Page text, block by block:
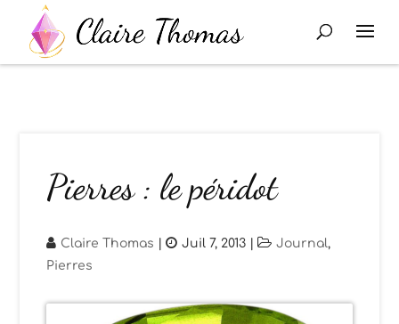
Pierres : le péridot
Claire Thomas | Juil 7, 2013 | Journal,
Pierres